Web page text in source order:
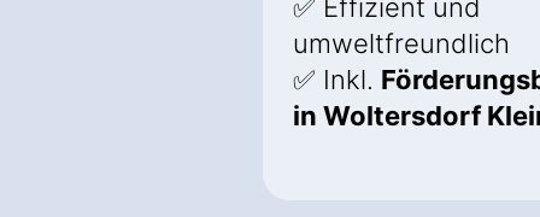
✅ Effizient und
umweltfreundlich
✅ Inkl.
in Woltersdorf